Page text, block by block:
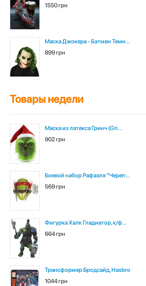
1550 грн
Маска Джокера - Бэтмен Темн...
899 грн
Товары недели
Маска из латекса Гринч (Gri...
902 грн
Боевой набор Рафаэля "Череп...
569 грн
Фигурка Халк Гладиатор, к/ф...
664 грн
Трансформер Бродсайд, Hasbro
1044 грн